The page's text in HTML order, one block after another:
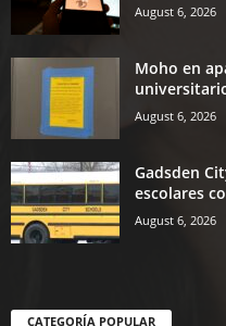
August 6, 2026
Moho en
August 6, 2026
Gadsden
escolares
August 6, 2026
CATEGORÍA POPULAR